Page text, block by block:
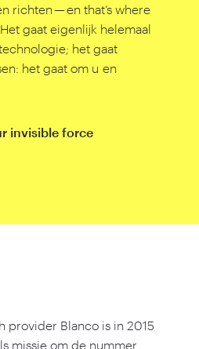
richten — en that’s where
gaat eigenlijk helemaal
het gaat
het gaat om u en
invisible force
provider Blanco is in 2015
missie om de nummer